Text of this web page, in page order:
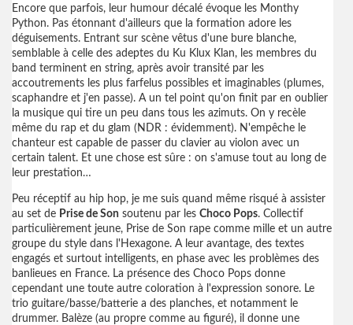
Encore que parfois, leur humour décalé évoque les Monthy
Python. Pas étonnant d'ailleurs que la formation adore les
déguisements. Entrant sur scène vêtus d'une bure blanche,
semblable à celle des adeptes du Ku Klux Klan, les membres du
band terminent en string, après avoir transité par les
accoutrements les plus farfelus possibles et imaginables (plumes,
scaphandre et j'en passe). A un tel point qu'on finit par en oublier
la musique qui tire un peu dans tous les azimuts. On y recèle
même du rap et du glam (NDR : évidemment). N'empêche le
chanteur est capable de passer du clavier au violon avec un
certain talent. Et une chose est sûre : on s'amuse tout au long de
leur prestation…
Peu réceptif au hip hop, je me suis quand même risqué à assister
au set de Prise de Son soutenu par les Choco Pops. Collectif
particulièrement jeune, Prise de Son rape comme mille et un autre
groupe du style dans l'Hexagone. A leur avantage, des textes
engagés et surtout intelligents, en phase avec les problèmes des
banlieues en France. La présence des Choco Pops donne
cependant une toute autre coloration à l'expression sonore. Le
trio guitare/basse/batterie a des planches, et notamment le
drummer. Balèze (au propre comme au figuré), il donne une